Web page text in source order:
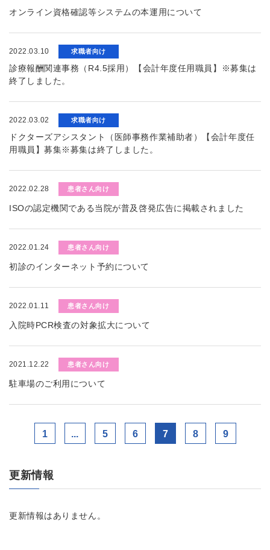
オンライン資格確認等システムの本運用について
2022.03.10 求職者向け
診療報酬関連事務（R4.5採用）【会計年度任用職員】※募集は
終了しました。
2022.03.02 求職者向け
ドクターズアシスタント（医師事務作業補助者）【会計年度任
用職員】募集※募集は終了しました。
2022.02.28 患者さん向け
ISOの認定機関である当院が普及啓発広告に掲載されました
2022.01.24 患者さん向け
初診のインターネット予約について
2022.01.11 患者さん向け
入院時PCR検査の対象拡大について
2021.12.22 患者さん向け
駐車場のご利用について
1 ... 5 6 7 8 9
更新情報
更新情報はありません。